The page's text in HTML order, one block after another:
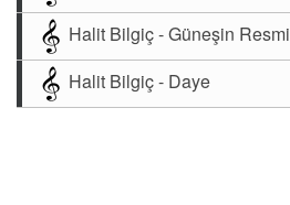
Halit Bilgiç - Güneşin Resmi
Halit Bilgiç - Daye